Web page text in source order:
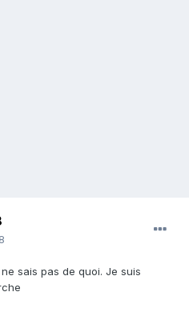
sais pas de quoi. Je suis